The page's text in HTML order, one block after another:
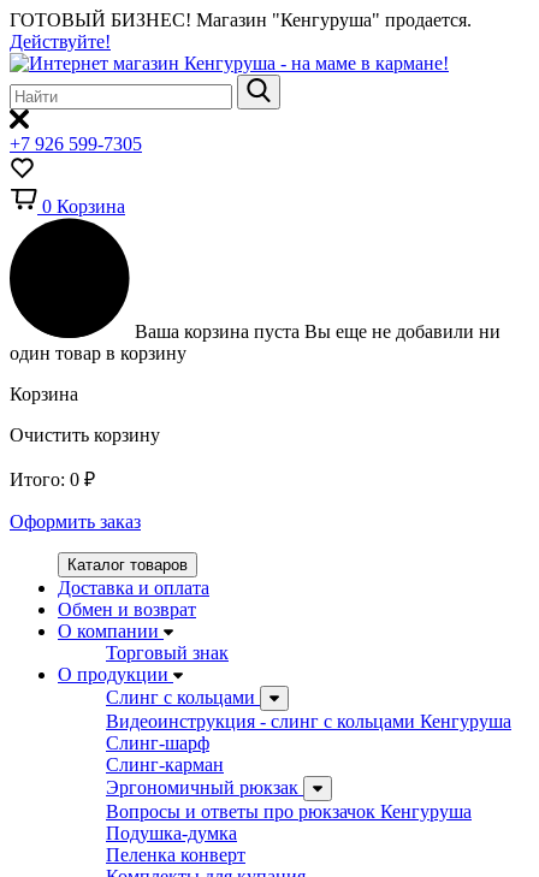
ГОТОВЫЙ БИЗНЕС! Магазин "Кенгуруша" продается.
Действуйте!
+7 926 599-7305
0 Корзина
Ваша корзина пуста Вы еще не добавили ни
один товар в корзину
Корзина
Очистить корзину
Итого: 0 ₽
Оформить заказ
Каталог товаров
Доставка и оплата
Обмен и возврат
О компании
Торговый знак
О продукции
Слинг с кольцами
Видеоинструкция - слинг с кольцами Кенгуруша
Слинг-шарф
Слинг-карман
Эргономичный рюкзак
Вопросы и ответы про рюкзачок Кенгуруша
Подушка-думка
Пеленка конверт